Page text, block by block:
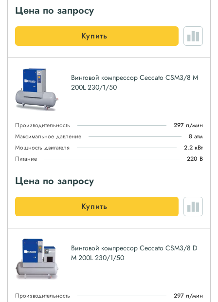
Цена по запросу
Купить
Винтовой компрессор Ceccato CSM3/8 M
200L 230/1/50
Производительность
297 л/мин
Максимальное давление
8 атм
Мощность двигателя
2.2 кВт
Питание
220 В
Цена по запросу
Купить
Винтовой компрессор Ceccato CSM3/8 D
M 200L 230/1/50
Производительность
297 л/мин